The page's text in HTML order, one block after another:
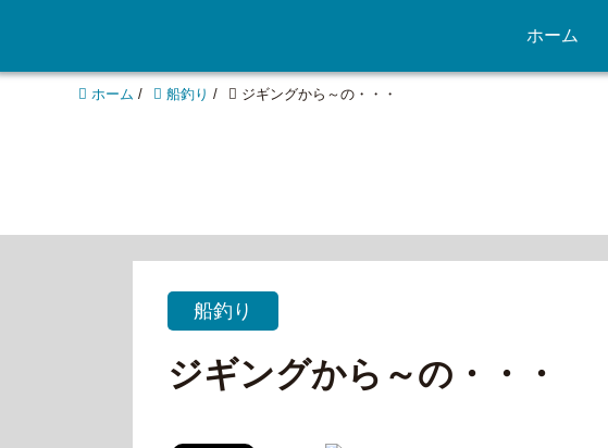
ホーム
ホーム / 船釣り / ジギングから～の・・・
船釣り
ジギングから～の・・・